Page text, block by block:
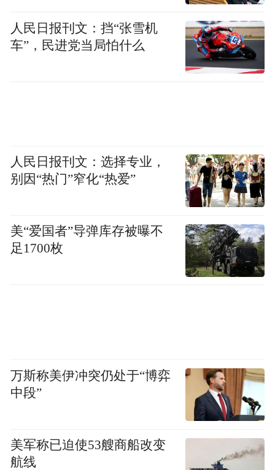
人民日报刊文：挡“张雪机
车”，民进党当局怕什么
人民日报刊文：选择专业，
别因“热门”窄化“热爱”
美“爱国者”导弹库存被曝不
足1700枚
万斯称美伊冲突仍处于“博弈
中段”
美军称已迫使53艘商船改变
航线